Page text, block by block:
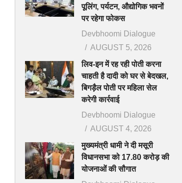
पूलिंग, पर्यटन, औद्योगिक भवनों
पर रहेगा फोकस
Devbhoomi Dialogue
AUGUST 5, 2026
लिव-इन में रह रही पोती करना
चाहती है दादी को घर से बेदखल,
बिगड़ैल पोती पर महिला सेल
करेगी कार्रवाई
Devbhoomi Dialogue
AUGUST 4, 2026
मुख्यमंत्री धामी ने दी मसूरी
विधानसभा को 17.80 करोड़ की
योजनाओं की सौगात